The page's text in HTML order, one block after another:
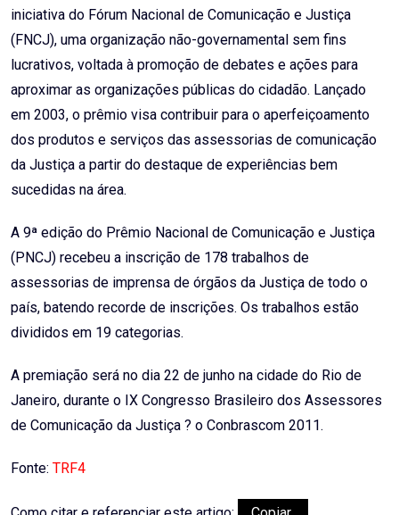
iniciativa do Fórum Nacional de Comunicação e Justiça
(FNCJ), uma organização não-governamental sem fins
lucrativos, voltada à promoção de debates e ações para
aproximar as organizações públicas do cidadão. Lançado
em 2003, o prêmio visa contribuir para o aperfeiçoamento
dos produtos e serviços das assessorias de comunicação
da Justiça a partir do destaque de experiências bem
sucedidas na área.
A 9ª edição do Prêmio Nacional de Comunicação e Justiça
(PNCJ) recebeu a inscrição de 178 trabalhos de
assessorias de imprensa de órgãos da Justiça de todo o
país, batendo recorde de inscrições. Os trabalhos estão
divididos em 19 categorias.
A premiação será no dia 22 de junho na cidade do Rio de
Janeiro, durante o IX Congresso Brasileiro dos Assessores
de Comunicação da Justiça ? o Conbrascom 2011.
Fonte: TRF4